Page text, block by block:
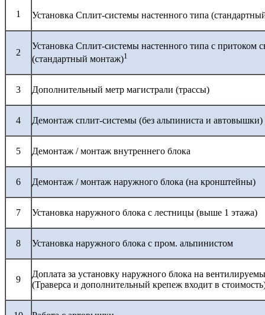
1 Установка Сплит-системы настенного типа
2
Установка Сплит-системы настенного типа с притоком
(стандартный монтаж)1
3 Дополнительный метр магистрали (трассы)
4 Демонтаж сплит-системы (без альпиниста и автовышки)
5 Демонтаж / монтаж внутреннего блока
6 Демонтаж / монтаж наружного блока (на кронштейны)
7 Установка наружного блока с лестницы (выше 1 этажа)
8 Установка наружного блока с пром. альпинистом
9
Доплата за установку наружного блока на
(Траверса и дополнительный крепеж входит в